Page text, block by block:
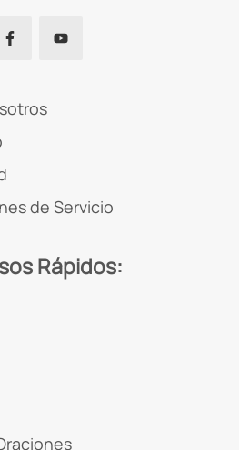
de Servicio
Rápidos: